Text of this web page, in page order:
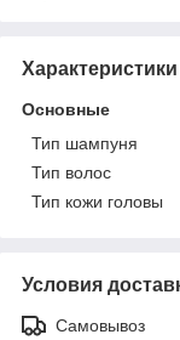
Характеристики
Основные
Тип шампуня
Тип волос
Тип кожи головы
Условия
Самовывоз